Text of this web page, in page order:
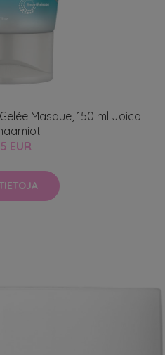
Masque, 150 ml Joico
EUR